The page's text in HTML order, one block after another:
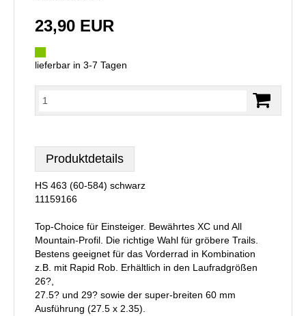
23,90 EUR
lieferbar in 3-7 Tagen
Produktdetails
HS 463 (60-584) schwarz
11159166
Top-Choice für Einsteiger. Bewährtes XC und All
Mountain-Profil. Die richtige Wahl für gröbere Trails.
Bestens geeignet für das Vorderrad in Kombination
z.B. mit Rapid Rob. Erhältlich in den Laufradgrößen
26?,
27.5? und 29? sowie der super-breiten 60 mm
Ausführung (27.5 x 2.35).